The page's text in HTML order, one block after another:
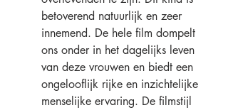
betoverend natuurlijk en zeer
innemend. De hele film dompelt
ons onder in het dagelijks leven
van deze vrouwen en biedt een
ongelooflijk rijke en inzichtelijke
menselijke ervaring. De filmstijl